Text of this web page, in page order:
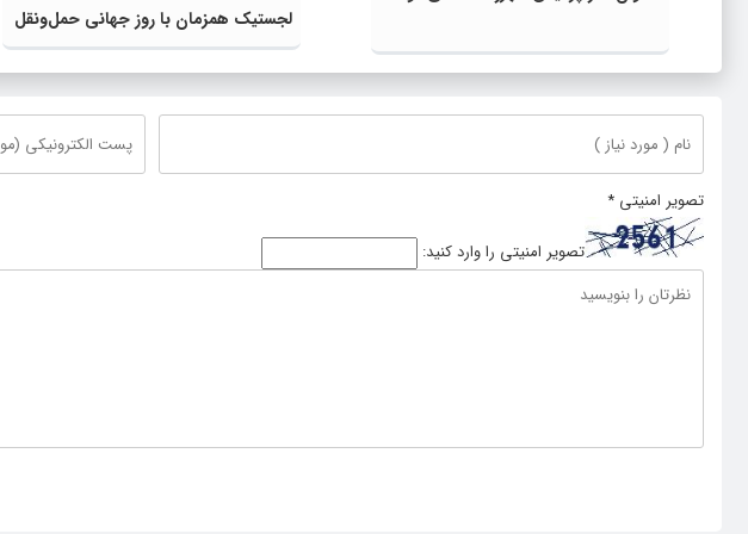
لجستیک همزمان با روز جهانی حمل‌ونقل
پایدار سازمان ملل متحد
تصویر امنیتی *
تصویر امنیتی را وارد کنید: